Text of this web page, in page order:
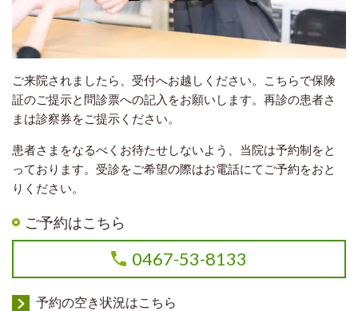
ご来院されましたら、受付へお越しください。こちらで保険
証のご提示と問診票への記入をお願いします。再診の患者さ
まは診察券をご提示ください。
患者さまをなるべくお待たせしないよう、当院は予約制をと
っております。受診をご希望の際はお電話にてご予約をおと
りください。
ご予約はこちら
0467-53-8133
予約の空き状況はこちら